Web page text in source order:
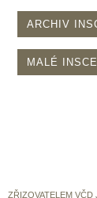
ARCHIV
MALÉ
ZŘIZOVATELEM VČD